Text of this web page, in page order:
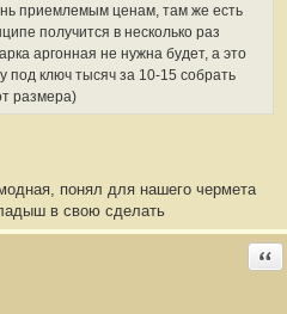
приемлемым ценам, там же есть
получится в несколько раз
аргонная не нужна будет, а это
под ключ тысяч за 10-15 собрать
размера)
понял для нашего чермета
в свою сделать